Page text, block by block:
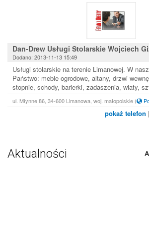
Dan-Drew Usługi Stolarskie Wojciech
Dodano: 2013-11-13 15:49
Usługi stolarskie na terenie Limanowej. W
Państwo: meble ogrodowe, altany, drzwi
stopnie, schody, barierki, zadaszenia, wiaty,
ul. Młynne 86, 34-600 Limanowa, woj. małopolskie (
pokaż telefon |
Aktualności